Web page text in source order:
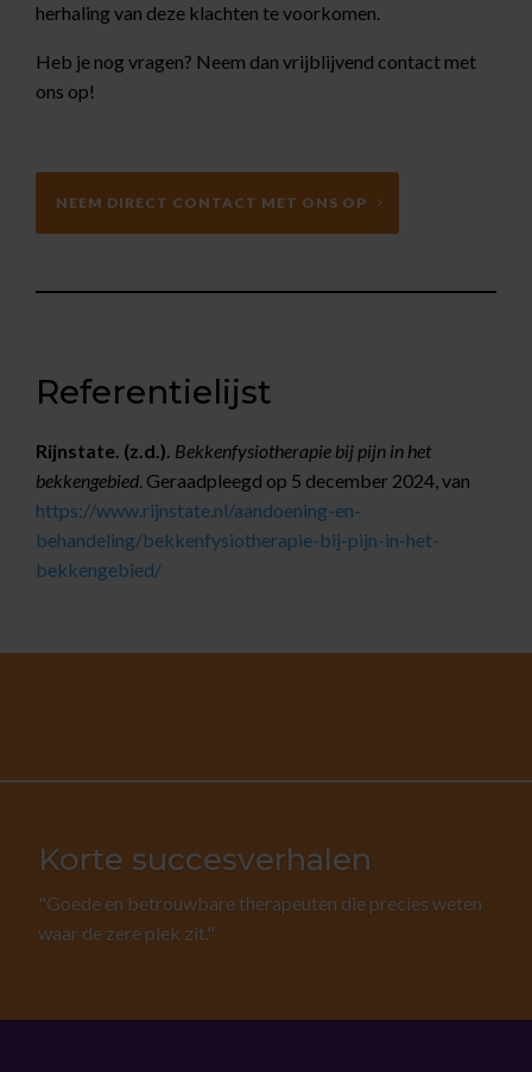
herhaling van deze klachten te voorkomen.
Heb je nog vragen? Neem dan vrijblijvend contact met
ons op!
NEEM DIRECT CONTACT MET ONS OP
Referentielijst
Rijnstate. (z.d.). Bekkenfysiotherapie bij pijn in het
bekkengebied. Geraadpleegd op 5 december 2024, van
https://www.rijnstate.nl/aandoening-en-
behandeling/bekkenfysiotherapie-bij-pijn-in-het-
bekkengebied/
Korte succesverhalen
"Goede en betrouwbare therapeuten die precies weten
waar de zere plek zit."